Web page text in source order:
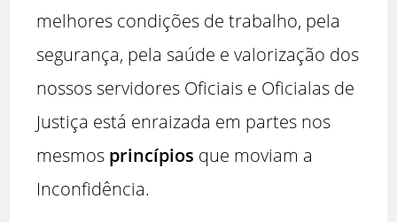
melhores condições de trabalho, pela
segurança, pela saúde e valorização dos
nossos servidores Oficiais e Oficialas de
Justiça está enraizada em partes nos
mesmos princípios que moviam a
Inconfidência.